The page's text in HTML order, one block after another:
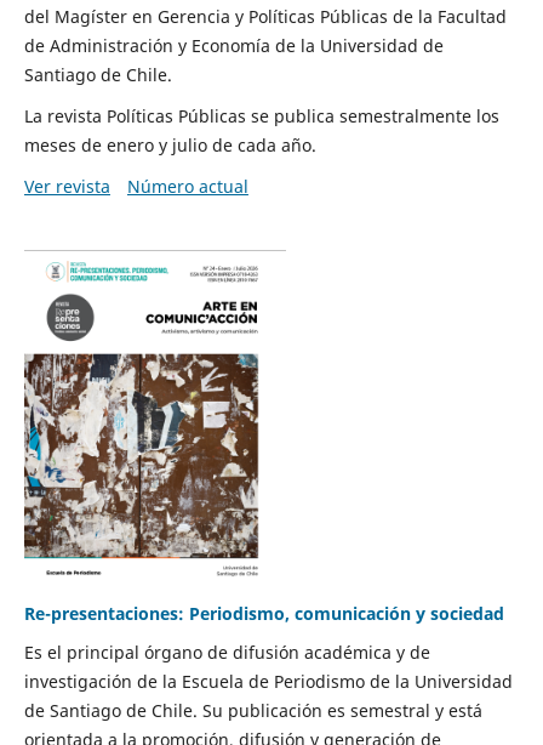
del Magíster en Gerencia y Políticas Públicas de la Facultad
de Administración y Economía de la Universidad de
Santiago de Chile.
La revista Políticas Públicas se publica semestralmente los
meses de enero y julio de cada año.
Ver revista
Número actual
Re-presentaciones: Periodismo, comunicación y sociedad
Es el principal órgano de difusión académica y de
investigación de la Escuela de Periodismo de la Universidad
de Santiago de Chile. Su publicación es semestral y está
orientada a la promoción, difusión y generación de